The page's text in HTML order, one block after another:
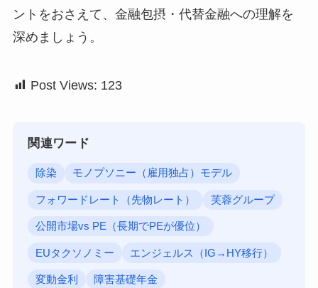
ントをおさえて、金融包摂・代替金融への理解を
深めましょう。
Post Views: 123
関連ワード
除染 モノプソニー（雇用独占）モデル
フォワードレート（先物レート） 芙蓉グループ
公開市場vs PE（長期でPEが優位）
EUタクソノミー エンジェルス（IG→HY移行）
変動金利 障害基礎年金